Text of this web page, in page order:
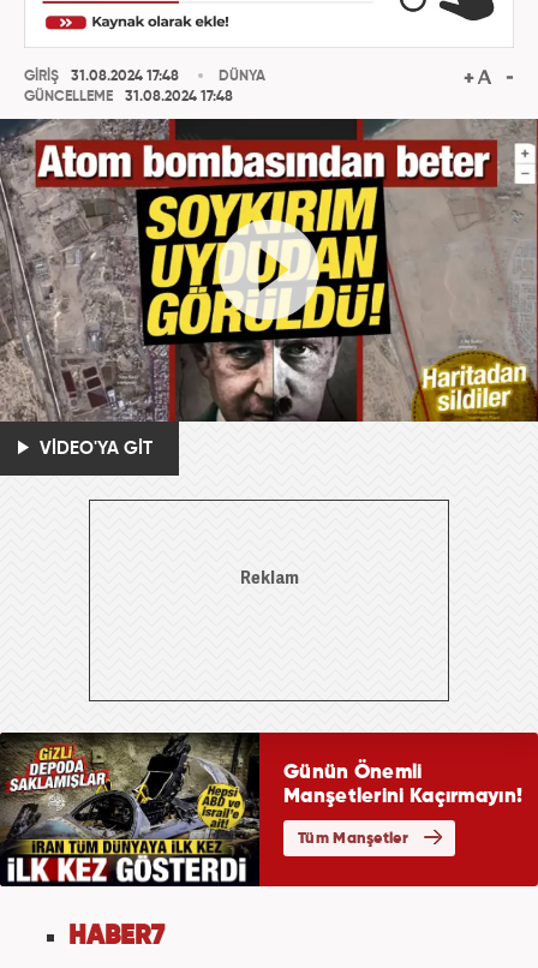
GİRİŞ
31.08.2024 17:48
GÜNCELLEME
31.08.2024 17:48
DÜNYA
VİDEO'YA GİT
HABER7